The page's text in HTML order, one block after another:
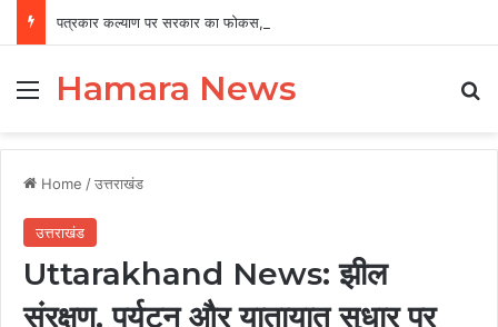
MenuHamara News
Home /उत्तराखंड
उत्तराखंड
Uttarakhand News: झील
संरक्षण, पर्यटन और यातायात सुधार पर